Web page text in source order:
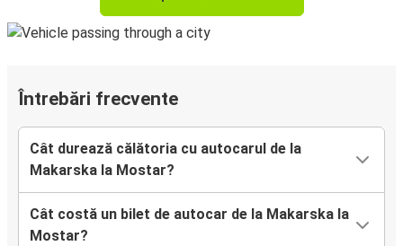
Întrebări frecvente
Cât durează călătoria cu autocarul de la
Makarska la Mostar?
Cât costă un bilet de autocar de la Makarska la
Mostar?